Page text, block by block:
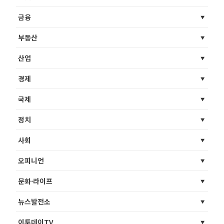
금융
부동산
산업
경제
국제
정치
사회
오피니언
문화·라이프
뉴스발전소